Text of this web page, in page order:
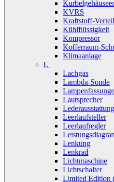
KVRS
Kraftstoff-
Kühlflüssigkeit
Kompressor
Kofferraum-
Klimaanlage
L
Lachgas
Lambda-Sonde
Lautsprecher
Lederausstattung
Leerlaufsteller
Leerlaufregler
Lenkung
Lenkrad
Lichtmaschine
Lichtschalter
Limited Edition